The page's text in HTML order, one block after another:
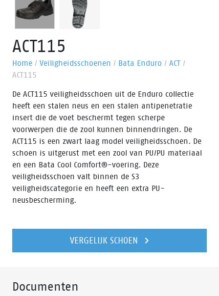
ACT115
Home / Veiligheidsschoenen / Bata Enduro / ACT /
ACT115
De ACT115 veiligheidsschoen uit de Enduro collectie
heeft een stalen neus en een stalen antipenetratie
insert die de voet beschermt tegen scherpe
voorwerpen die de zool kunnen binnendringen. De
ACT115 is een zwart laag model veiligheidsschoen. De
schoen is uitgerust met een zool van PU/PU materiaal
en een Bata Cool Comfort®-voering. Deze
veiligheidsschoen valt binnen de S3
veiligheidscategorie en heeft een extra PU-
neusbescherming.
VERGELIJK SCHOEN
Documenten